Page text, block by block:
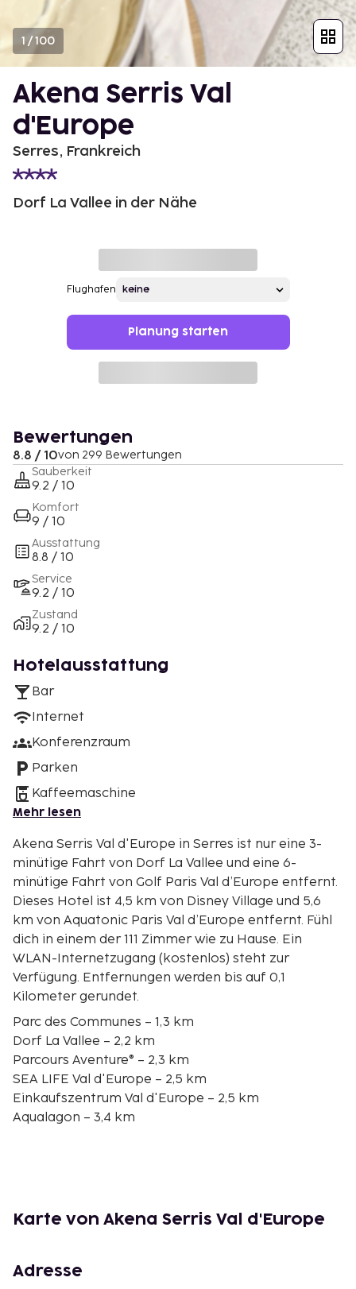
1 /100
Akena Serris Val
d'Europe
Serres, Frankreich
Dorf La Vallee in der Nähe
Flughafen
Planung starten
Bewertungen
8.8 / 10von 299 Bewertungen
Sauberkeit
9.2 / 10
Komfort
9 / 10
Ausstattung
8.8 / 10
Service
9.2 / 10
Zustand
9.2 / 10
Hotelausstattung
Bar
Internet
Konferenzraum
Parken
Kaffeemaschine
Mehr lesen
Akena Serris Val d'Europe in Serres ist nur eine 3-
minütige Fahrt von Dorf La Vallee und eine 6-
minütige Fahrt von Golf Paris Val d’Europe entfernt.
Dieses Hotel ist 4,5 km von Disney Village und 5,6
km von Aquatonic Paris Val d’Europe entfernt. Fühl
dich in einem der 111 Zimmer wie zu Hause. Ein
WLAN-Internetzugang (kostenlos) steht zur
Verfügung. Entfernungen werden bis auf 0,1
Kilometer gerundet.
Parc des Communes – 1,3 km
Dorf La Vallee – 2,2 km
Parcours Aventure® – 2,3 km
SEA LIFE Val d'Europe – 2,5 km
Einkaufszentrum Val d'Europe – 2,5 km
Aqualagon – 3,4 km
Aquatonic Paris Val d’Europe – 4,8 km
Golfplatz Bussy-Guermantes – 6,6 km
Karte von Akena Serris Val d'Europe
Adresse